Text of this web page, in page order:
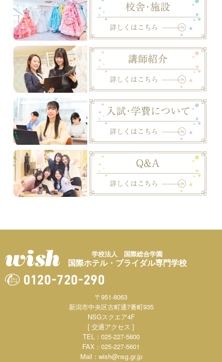
学校法人 国際総合学園
国際ホテル・ブライダル専門学校
〒951-8063
新潟市中央区古町通7番町935
NSGスクエア4F
[ 交通アクセス ]
TEL：025-227-5600
FAX：025-227-5601
Mail： wish@nsg.gr.jp